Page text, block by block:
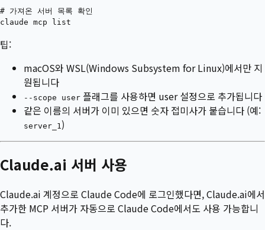
# 가져온 서버 목록 확인
팁:
macOS와 WSL(Windows Subsystem for Linux)에서만 지
원됩니다
--scope user 플래그를 사용하면 user 설정으로 추가됩니다
같은 이름의 서버가 이미 있으면 숫자 접미사가 붙습니다 (예:
server_1)
Claude.ai 서버 사용
Claude.ai 계정으로 Claude Code에 로그인했다면, Claude.ai에서
추가한 MCP 서버가 자동으로 Claude Code에서도 사용 가능합니
다.